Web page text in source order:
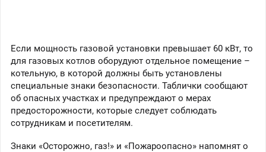
Если мощность газовой установки превышает 60 кВт, то
для газовых котлов оборудуют отдельное помещение –
котельную, в которой должны быть установлены
специальные знаки безопасности. Таблички сообщают
об опасных участках и предупреждают о мерах
предосторожности, которые следует соблюдать
сотрудникам и посетителям.
Знаки «Осторожно, газ!» и «Пожароопасно» напомнят о